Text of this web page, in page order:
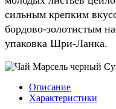
сильным крепким
бордово-золотистым
упаковка Шри-Ланка.
Описание
Характеристики